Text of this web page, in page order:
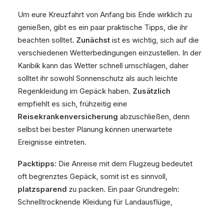
Um eure Kreuzfahrt von Anfang bis Ende wirklich zu
genießen, gibt es ein paar praktische Tipps, die ihr
beachten solltet. Zunächst ist es wichtig, sich auf die
verschiedenen Wetterbedingungen einzustellen. In der
Karibik kann das Wetter schnell umschlagen, daher
solltet ihr sowohl Sonnenschutz als auch leichte
Regenkleidung im Gepäck haben. Zusätzlich
empfiehlt es sich, frühzeitig eine
Reisekrankenversicherung abzuschließen, denn
selbst bei bester Planung können unerwartete
Ereignisse eintreten.
Packtipps: Die Anreise mit dem Flugzeug bedeutet
oft begrenztes Gepäck, somit ist es sinnvoll,
platzsparend zu packen. Ein paar Grundregeln:
Schnelltrocknende Kleidung für Landausflüge,